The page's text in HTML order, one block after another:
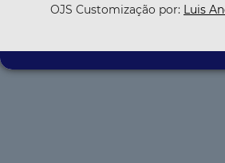
OJS Customização por: Luis